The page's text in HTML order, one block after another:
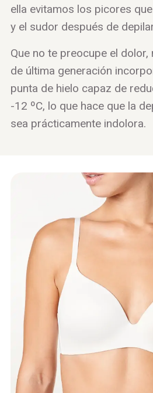
ella evitamos los picores
y el sudor después de
Que no te preocupe el
de última generación
punta de hielo capaz de
-12 ºC, lo que hace que la
sea prácticamente indolora.